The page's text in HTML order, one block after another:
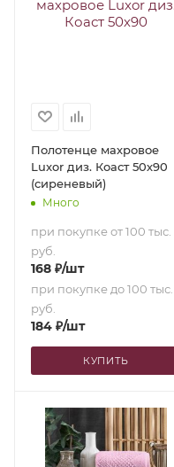
Полотенце махровое
Luxor диз. Коаст 50х90
(сиреневый)
Много
при покупке от 100 тыс.
руб.
168 ₽/шт
при покупке до 100 тыс.
руб.
184 ₽/шт
КУПИТЬ